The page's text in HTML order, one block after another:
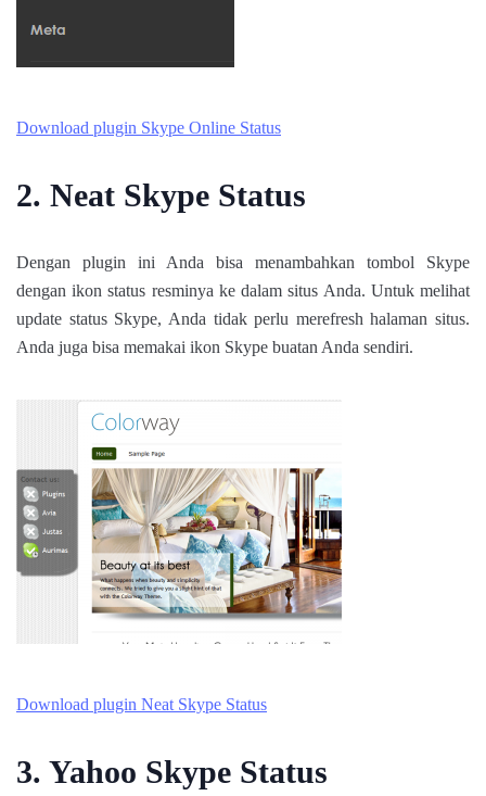
Download plugin Skype Online Status
2. Neat Skype Status
Dengan plugin ini Anda bisa menambahkan tombol Skype
dengan ikon status resminya ke dalam situs Anda. Untuk melihat
update status Skype, Anda tidak perlu merefresh halaman situs.
Anda juga bisa memakai ikon Skype buatan Anda sendiri.
Download plugin Neat Skype Status
3. Yahoo Skype Status